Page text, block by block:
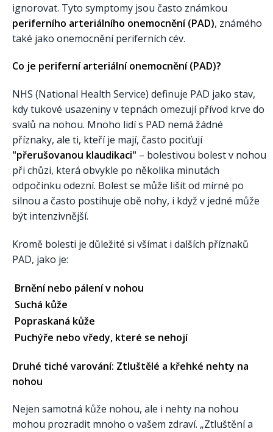
ignorovat. Tyto symptomy jsou často známkou
periferního arteriálního onemocnění (PAD), známého
také jako onemocnění periferních cév.
Co je periferní arteriální onemocnění (PAD)?
NHS (National Health Service) definuje PAD jako stav,
kdy tukové usazeniny v tepnách omezují přívod krve do
svalů na nohou. Mnoho lidí s PAD nemá žádné
příznaky, ale ti, kteří je mají, často pociťují
"přerušovanou klaudikaci" – bolestivou bolest v nohou
při chůzi, která obvykle po několika minutách
odpočinku odezní. Bolest se může lišit od mírné po
silnou a často postihuje obě nohy, i když v jedné může
být intenzivnější.
Kromě bolesti je důležité si všímat i dalších příznaků
PAD, jako je:
Brnění nebo pálení v nohou
Suchá kůže
Popraskaná kůže
Puchýře nebo vředy, které se nehojí
Druhé tiché varování: Ztluštělé a křehké nehty na
nohou
Nejen samotná kůže nohou, ale i nehty na nohou
mohou prozradit mnoho o vašem zdraví. „Ztluštění a